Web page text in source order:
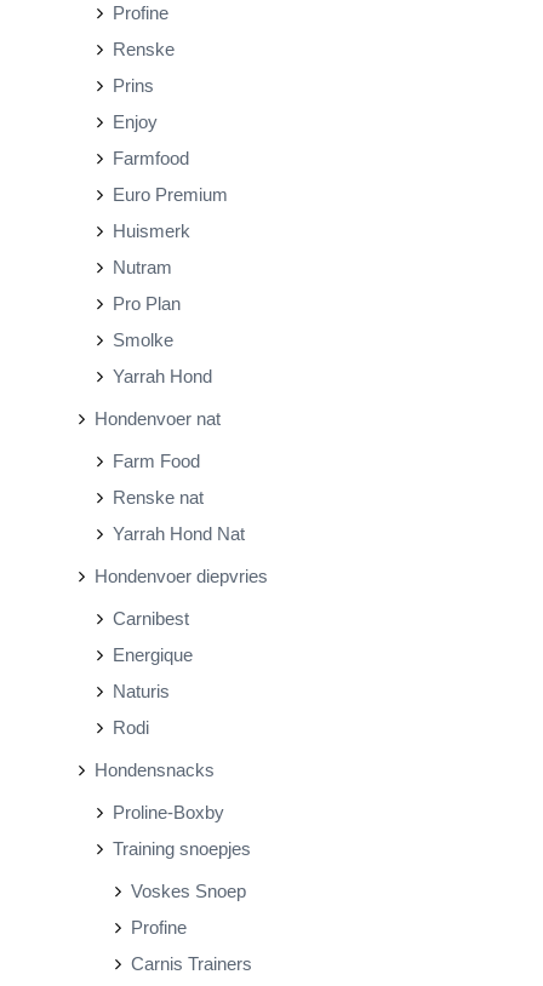
Profine
Renske
Prins
Enjoy
Farmfood
Euro Premium
Huismerk
Nutram
Pro Plan
Smolke
Yarrah Hond
Hondenvoer nat
Farm Food
Renske nat
Yarrah Hond Nat
Hondenvoer diepvries
Carnibest
Energique
Naturis
Rodi
Hondensnacks
Proline-Boxby
Training snoepjes
Voskes Snoep
Profine
Carnis Trainers